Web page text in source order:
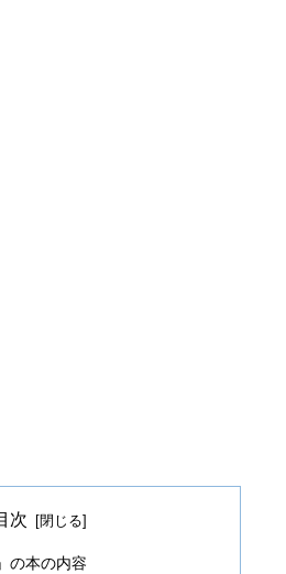
次
の本の内容